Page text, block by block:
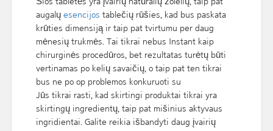
augalų esencijos tablečių rūšies, kad bus paskata
krūties dimensiją ir taip pat tvirtumu per daug
mėnesių trukmės. Tai tikrai nebus Instant kaip
chirurginės procedūros, bet rezultatas turėtų būti
vertinamas po kelių savaičių, o taip pat ten tikrai
bus ne po op problemos konkuruoti su
Jūs tikrai rasti, kad skirtingi produktai tikrai yra
skirtingų ingredientų, taip pat mišinius aktyvaus
ingridientai. Galite reikia išbandyti daug įvairių